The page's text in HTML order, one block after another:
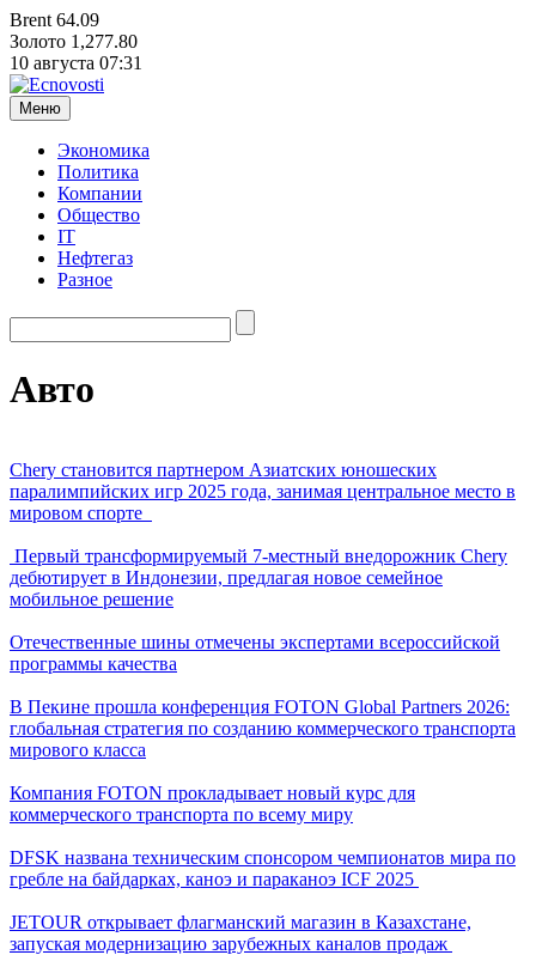
Brent 64.09
Золото 1,277.80
10 августа 07:31
Меню
Экономика
Политика
Компании
Общество
IT
Нефтегаз
Разное
Авто
Chery становится партнером Азиатских юношеских
паралимпийских игр 2025 года, занимая центральное место в
мировом спорте
Первый трансформируемый 7-местный внедорожник Chery
дебютирует в Индонезии, предлагая новое семейное
мобильное решение
Отечественные шины отмечены экспертами всероссийской
программы качества
В Пекине прошла конференция FOTON Global Partners 2026:
глобальная стратегия по созданию коммерческого транспорта
мирового класса
Компания FOTON прокладывает новый курс для
коммерческого транспорта по всему миру
DFSK названа техническим спонсором чемпионатов мира по
гребле на байдарках, каноэ и параканоэ ICF 2025
JETOUR открывает флагманский магазин в Казахстане,
запуская модернизацию зарубежных каналов продаж